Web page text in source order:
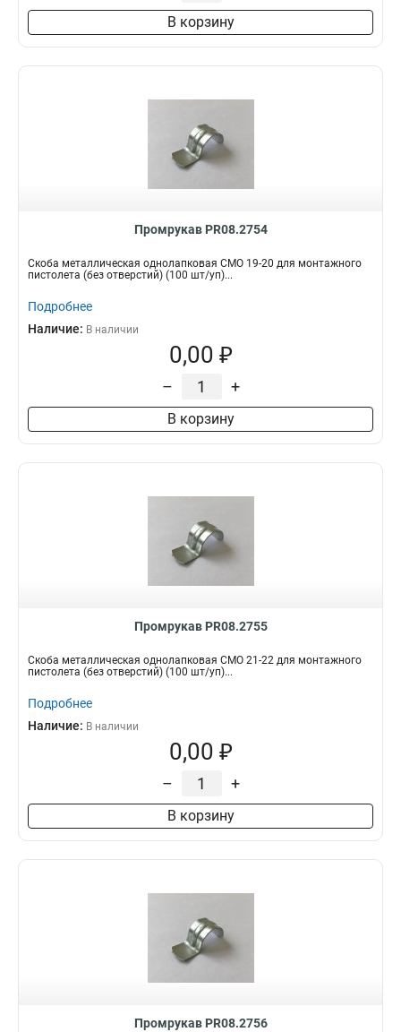
В корзину
Промрукав PR08.2754
Скоба металлическая однолапковая СМО 19-20 для монтажного
пистолета (без отверстий) (100 шт/уп)...
Подробнее
Наличие: В наличии
0,00 ₽
– +
В корзину
Промрукав PR08.2755
Скоба металлическая однолапковая СМО 21-22 для монтажного
пистолета (без отверстий) (100 шт/уп)...
Подробнее
Наличие: В наличии
0,00 ₽
– +
В корзину
Промрукав PR08.2756